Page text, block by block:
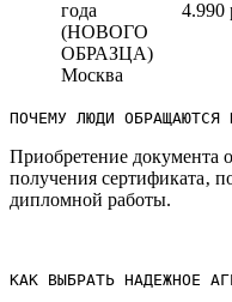
года
(НОВОГО
ОБРАЗЦА)
Москва
4.990
ПОЧЕМУ ЛЮДИ ОБРАЩАЮТСЯ
Приобретение документа
получения сертификата‚
дипломной работы.
КАК ВЫБРАТЬ НАДЕЖНОЕ